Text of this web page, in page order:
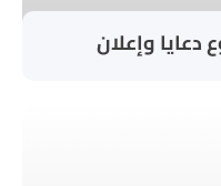
دعايا وإعلان